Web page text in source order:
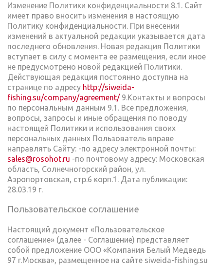
Изменение Политики конфиденциальности 8.1. Сайт
имеет право вносить изменения в настоящую
Политику конфиденциальности. При внесении
изменений в актуальной редакции указывается дата
последнего обновления. Новая редакция Политики
вступает в силу с момента ее размещения, если иное
не предусмотрено новой редакцией Политики.
Действующая редакция постоянно доступна на
странице по адресу http://siweida-
fishing.su/company/agreement/9.Контакты и вопросы
по персональным данным 9.1. Все предложения,
вопросы, запросы и иные обращения по поводу
настоящей Политики и использования своих
персональных данных Пользователь вправе
направлять Сайту: -по адресу электронной почты:
sales@rosohot.ru -по почтовому адресу: Московская
область, Солнечногорский район, ул.
Аэропортовская, стр.6 корп.1. Дата публикации:
28.03.19 г.
Пользовательское соглашение
Настоящий документ «Пользовательское
соглашение» (далее - Соглашение) представляет
собой предложение ООО «Компания Белый Медведь
97 г.Москва», размещенное на сайте siweida-fishing.su